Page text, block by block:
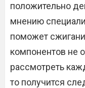
положительно
мнению
поможет
компонентов не
рассмотреть
то получится